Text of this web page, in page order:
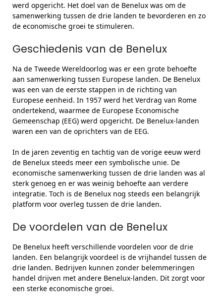
werd opgericht. Het doel van de Benelux was om de
samenwerking tussen de drie landen te bevorderen en zo
de economische groei te stimuleren.
Geschiedenis van de Benelux
Na de Tweede Wereldoorlog was er een grote behoefte
aan samenwerking tussen Europese landen. De Benelux
was een van de eerste stappen in de richting van
Europese eenheid. In 1957 werd het Verdrag van Rome
ondertekend, waarmee de Europese Economische
Gemeenschap (EEG) werd opgericht. De Benelux-landen
waren een van de oprichters van de EEG.
In de jaren zeventig en tachtig van de vorige eeuw werd
de Benelux steeds meer een symbolische unie. De
economische samenwerking tussen de drie landen was al
sterk genoeg en er was weinig behoefte aan verdere
integratie. Toch is de Benelux nog steeds een belangrijk
platform voor overleg tussen de drie landen.
De voordelen van de Benelux
De Benelux heeft verschillende voordelen voor de drie
landen. Een belangrijk voordeel is de vrijhandel tussen de
drie landen. Bedrijven kunnen zonder belemmeringen
handel drijven met andere Benelux-landen. Dit zorgt voor
een sterke economische groei.